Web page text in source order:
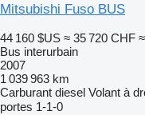
Mitsubishi Fuso BUS
44 160 $US ≈ 35 720 CHF
Bus interurbain
2007
1 039 963 km
Carburant diesel Volant à
portes 1-1-0